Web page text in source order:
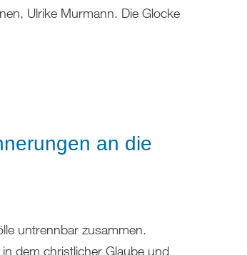
Ulrike Murmann. Die Glocke
an die
untrennbar zusammen.
dem christlicher Glaube und